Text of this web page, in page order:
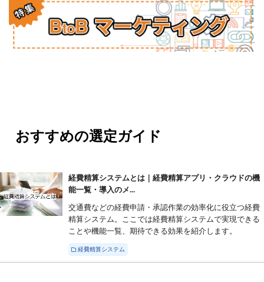
おすすめの選定ガイド
経費精算システムとは｜経費精算アプリ・クラウドの機
能一覧・導入のメ...
交通費などの経費申請・承認作業の効率化に役立つ経費
精算システム。ここでは経費精算システムで実現できる
ことや機能一覧、期待できる効果を紹介します。
経費精算システム